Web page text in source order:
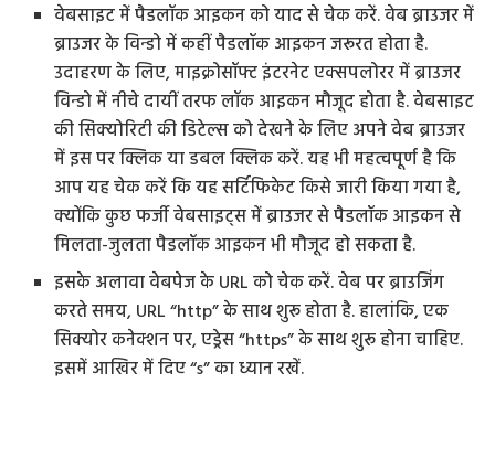
वेबसाइट में पैडलॉक आइकन को याद से चेक करें. वेब ब्राउजर में
ब्राउजर के विन्डो में कहीं पैडलॉक आइकन जरूरत होता है.
उदाहरण के लिए, माइक्रोसॉफ्ट इंटरनेट एक्सपलोरर में ब्राउजर
विन्डो में नीचे दायीं तरफ लॉक आइकन मौजूद होता है. वेबसाइट
की सिक्योरिटी की डिटेल्स को देखने के लिए अपने वेब ब्राउजर
में इस पर क्लिक या डबल क्लिक करें. यह भी महत्वपूर्ण है कि
आप यह चेक करें कि यह सर्टिफिकेट किसे जारी किया गया है,
क्योंकि कुछ फर्जी वेबसाइट्स में ब्राउजर से पैडलॉक आइकन से
मिलता-जुलता पैडलॉक आइकन भी मौजूद हो सकता है.
इसके अलावा वेबपेज के URL को चेक करें. वेब पर ब्राउजिंग
करते समय, URL “http” के साथ शुरू होता है. हालांकि, एक
सिक्योर कनेक्शन पर, एड्रेस “https” के साथ शुरू होना चाहिए.
इसमें आखिर में दिए “s” का ध्यान रखें.